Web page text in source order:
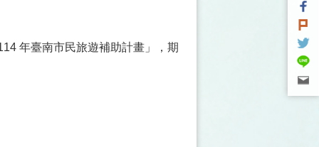
年臺南市民旅遊補助計畫」，期